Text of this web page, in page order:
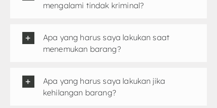
mengalami tindak kriminal?
Apa yang harus saya lakukan saat
menemukan barang?
Apa yang harus saya lakukan jika
kehilangan barang?